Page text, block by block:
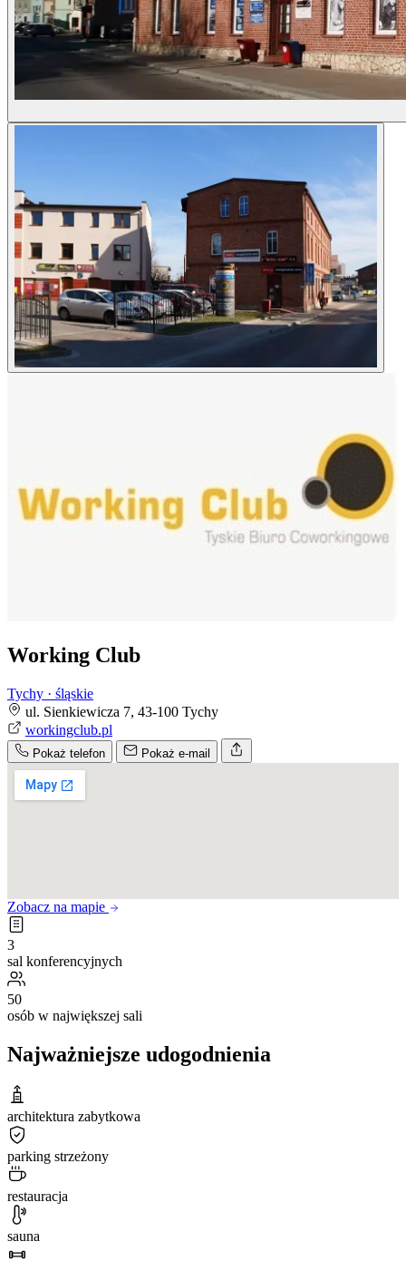
Working Club
Tychy · śląskie
ul. Sienkiewicza 7, 43-100 Tychy
workingclub.pl
Pokaż telefon Pokaż e-mail
Zobacz na mapie
3
sal konferencyjnych
50
osób w największej sali
Najważniejsze udogodnienia
architektura zabytkowa
parking strzeżony
restauracja
sauna